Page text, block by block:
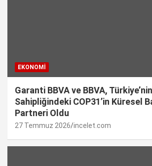
EKONOMI
Garanti BBVA ve BBVA,
Sahipliğindeki COP31’in Küresel
Partneri Oldu
27 Temmuz 2026 incelet.com